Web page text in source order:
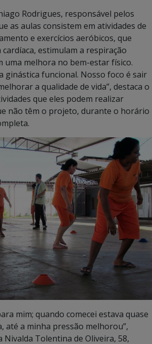
Rodrigues, responsável pelos
as aulas consistem em atividades de
e exercícios aeróbicos, que
estimulam a respiração
uma melhora no bem-estar físico.
ginástica funcional. Nosso foco é sair
a qualidade de vida”, destaca o
que eles podem realizar
não têm o projeto, durante o horário
mim; quando comecei estava quase
até a minha pressão melhorou”,
Nivalda Tolentina de Oliveira, 58,